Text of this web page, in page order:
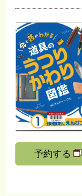
予約する